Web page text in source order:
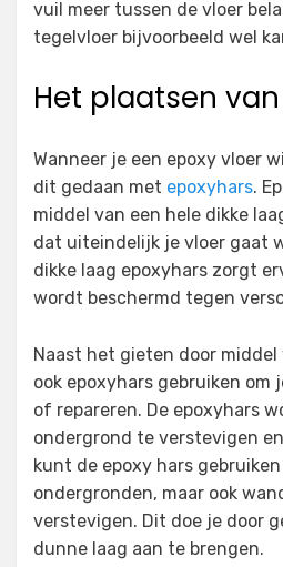
vuil meer tussen de vloer
tegelvloer bijvoorbeeld wel
Het plaatsen
Wanneer je een epoxy vloer
dit gedaan met epoxyhars.
middel van een hele dikke
dat uiteindelijk je vloer gaat
dikke laag epoxyhars zorgt
wordt beschermd tegen
Naast het gieten door
ook epoxyhars gebruiken om
of repareren. De epoxyhars
ondergrond te verstevigen
kunt de epoxy hars
ondergronden, maar ook
verstevigen. Dit doe je door
dunne laag aan te brengen.